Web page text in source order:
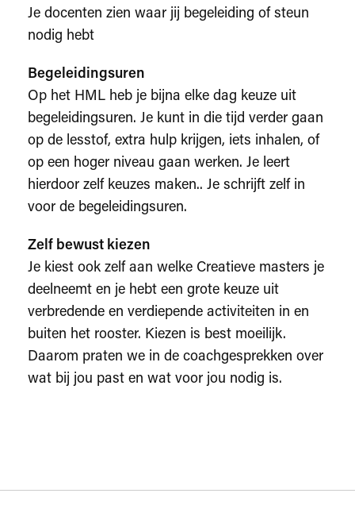
Je docenten zien waar jij begeleiding of steun
nodig hebt
Begeleidingsuren
Op het HML heb je bijna elke dag keuze uit
begeleidingsuren. Je kunt in die tijd verder gaan
op de lesstof, extra hulp krijgen, iets inhalen, of
op een hoger niveau gaan werken. Je leert
hierdoor zelf keuzes maken.. Je schrijft zelf in
voor de begeleidingsuren.
Zelf bewust kiezen
Je kiest ook zelf aan welke Creatieve masters je
deelneemt en je hebt een grote keuze uit
verbredende en verdiepende activiteiten in en
buiten het rooster. Kiezen is best moeilijk.
Daarom praten we in de coachgesprekken over
wat bij jou past en wat voor jou nodig is.